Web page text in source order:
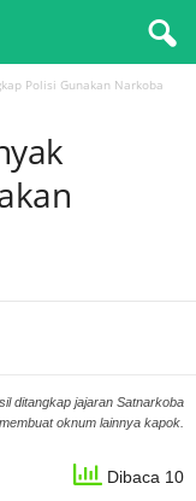
Polisi Gunakan Narkoba
ditangkap jajaran Satnarkoba
oknum lainnya kapok.
Dibaca 10